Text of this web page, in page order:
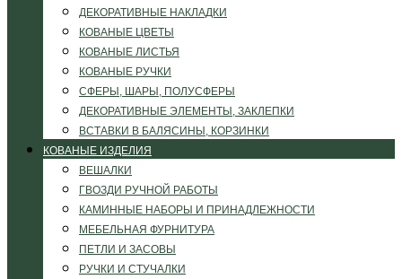
ДЕКОРАТИВНЫЕ НАКЛАДКИ
КОВАНЫЕ ЦВЕТЫ
КОВАНЫЕ ЛИСТЬЯ
КОВАНЫЕ РУЧКИ
СФЕРЫ, ШАРЫ, ПОЛУСФЕРЫ
ДЕКОРАТИВНЫЕ ЭЛЕМЕНТЫ, ЗАКЛЕПКИ
ВСТАВКИ В БАЛЯСИНЫ, КОРЗИНКИ
КОВАНЫЕ ИЗДЕЛИЯ
ВЕШАЛКИ
ГВОЗДИ РУЧНОЙ РАБОТЫ
КАМИННЫЕ НАБОРЫ И ПРИНАДЛЕЖНОСТИ
МЕБЕЛЬНАЯ ФУРНИТУРА
ПЕТЛИ И ЗАСОВЫ
РУЧКИ И СТУЧАЛКИ